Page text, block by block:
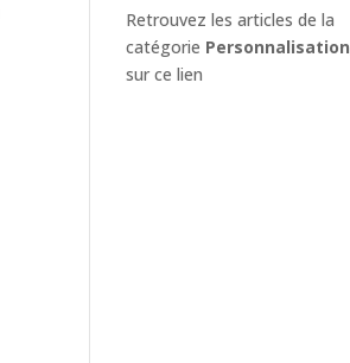
Retrouvez les articles de la
catégorie Personnalisation
sur ce lien